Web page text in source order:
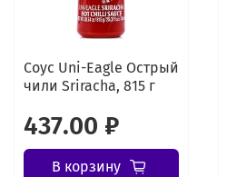
Соус Uni-Eagle Острый
чили Sriracha, 815 г
437.00 ₽
В корзину